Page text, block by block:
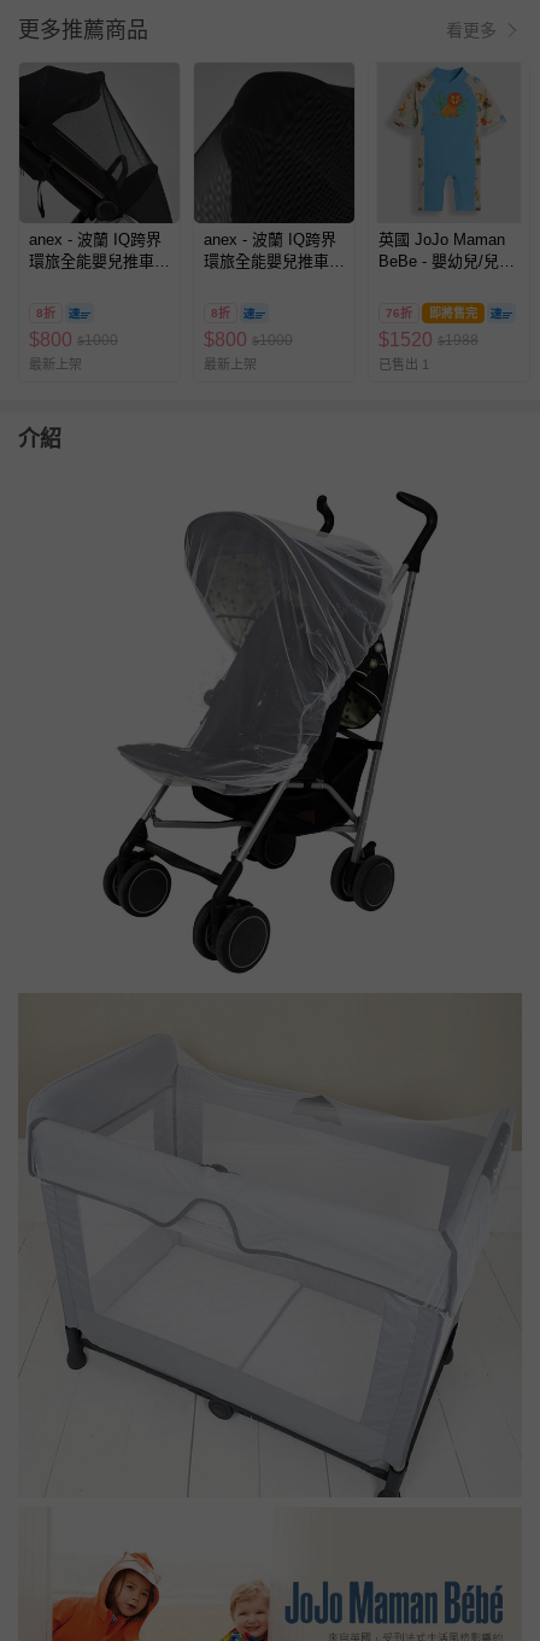
更多推薦商品 看更多
anex - 波蘭 IQ跨界
環旅全能嬰兒推車
帳
8折
$800 $1000
最新上架
anex - 波蘭 IQ跨界
環旅全能嬰兒推車
帳
8折
$800 $1000
最新上架
英國 JoJo Maman
BeBe - 嬰幼兒/兒童
子
76折 即將售完
$1520 $1988
已售出 1
介紹